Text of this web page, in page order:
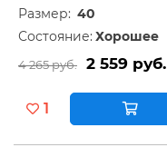
Размер: 40
Состояние: Хорошее
4 265 руб. 2 559 руб.
1